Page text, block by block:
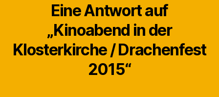
Eine Antwort auf
„Kinoabend in der
Klosterkirche / Drachenfest
2015“